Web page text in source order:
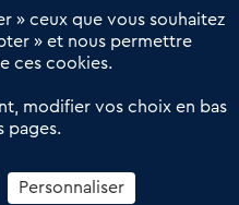
dédié aux transactions
au service du commerce de
» ceux que vous souhaitez
» et nous permettre
ces cookies.
modifier vos choix en bas
pages.
Personnaliser